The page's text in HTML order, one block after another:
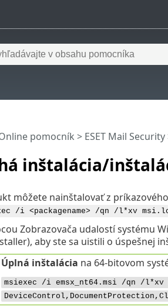
inštalácia/
Online pomocník > ESET Mail Security
môžete nainštalovať z
/i <packagename> /qn /l*xv
Zobrazovača udalostí systému
aby ste sa uistili o úspešnej
Úplná inštalácia na 64-bitovom
msiexec /i emsx_nt64.msi /qn /l*xv